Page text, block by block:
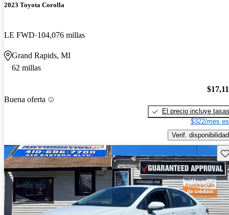
2023 Toyota Corolla
LE FWD 104,076 millas
Grand Rapids, MI
62 millas
Buena oferta
El precio incluye tasas
$322/mes
Verif. disponibilidad